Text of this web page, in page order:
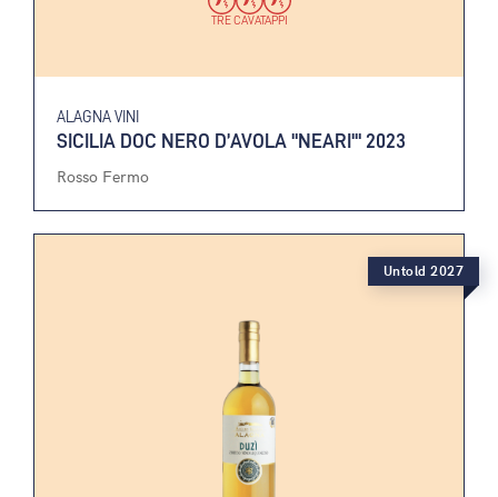
TRE CAVATAPPI
ALAGNA VINI
SICILIA DOC NERO D’AVOLA "NEARI'" 2023
Rosso Fermo
Untold 2027